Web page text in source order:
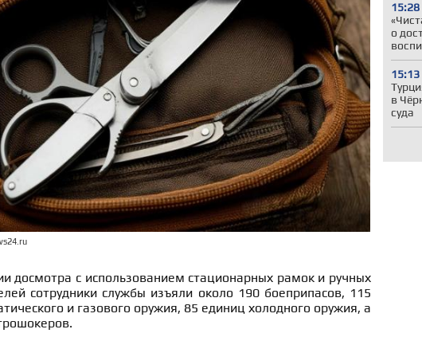
15:28
о
15:13
в
суда
досмотра с использованием стационарных рамок и ручных
сотрудники службы изъяли около 190 боеприпасов, 115
и газового оружия, 85 единиц холодного оружия, а